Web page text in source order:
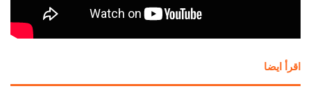
اقرأ ايضا